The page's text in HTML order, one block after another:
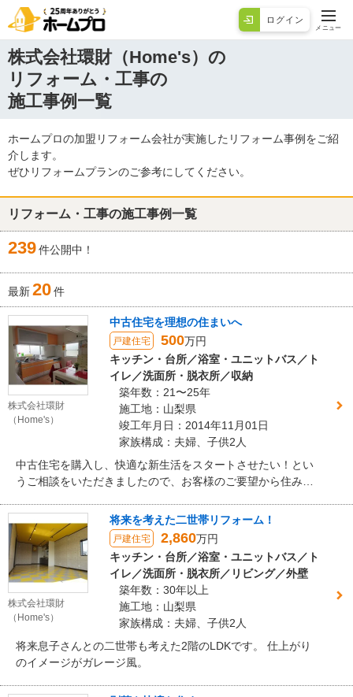
ログイン
メニュー
株式会社環財（Home's）の
リフォーム・工事の
施工事例一覧
ホームプロの加盟リフォーム会社が実施したリフォーム事例をご紹
介します。
ぜひリフォームプランのご参考にしてください。
リフォーム・工事の施工事例一覧
239件公開中！
最新20件
株式会社環財
（Home's）
中古住宅を理想の住まいへ
戸建住宅 500万円
キッチン・台所／浴室・ユニットバス／ト
イレ／洗面所・脱衣所／収納
築年数：21〜25年
施工地：山梨県
竣工年月日：2014年11月01日
家族構成：夫婦、子供2人
中古住宅を購入し、快適な新生活をスタートさせたい！とい
うご相談をいただきましたので、お客様のご要望から住みよ
株式会社環財
（Home's）
将来を考えた二世帯リフォーム！
戸建住宅 2,860万円
キッチン・台所／浴室・ユニットバス／ト
イレ／洗面所・脱衣所／リビング／外壁
築年数：30年以上
施工地：山梨県
家族構成：夫婦、子供2人
将来息子さんとの二世帯も考えた2階のLDKです。 仕上がり
のイメージがガレージ風。